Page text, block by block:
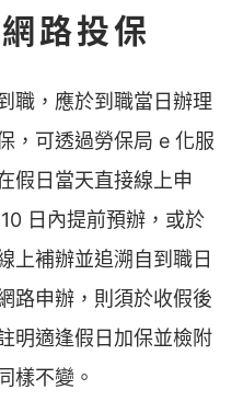
路投保
職，應於到職當日辦理
，可透過勞保局 e 化服
假日當天直接線上申
日內提前預辦，或於
上補辦並追溯自到職日
路申辦，則須於收假後
明適逢假日加保並檢附
樣不變。